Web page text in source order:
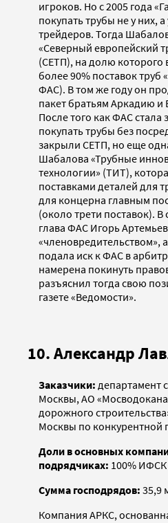
игроков. Но с 2005 года
покупать трубы не у них,
трейдеров. Тогда
«Северный европейский
(СЕТП), на долю которого
более 90% поставок труб
ФАС). В том же году он
пакет братьям Аркадию и
После того как ФАС стала
покупать трубы без
закрыли СЕТП, но еще
Шабалова «Трубные
технологии» (ТИТ),
поставками деталей для
для концерна главным
(около трети поставок). В
глава ФАС Игорь
«членовредительством»,
подала иск к ФАС в
намерена покинуть
разъяснил тогда свою
газете «Ведомости».
10. Александр
Заказчики: департамент
Москвы, АО
дорожного
Москвы по конкурентной
Доли в основных
подрядчиках: 100%
Сумма господрядов: 35,9
Компания АРКС,